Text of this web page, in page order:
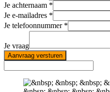
Je achternaam
Je e-mailadres
Je telefoonnummer
Je vraag
Aanvraag versturen